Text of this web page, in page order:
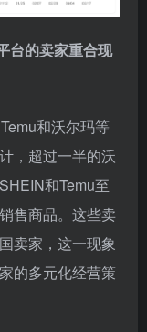
台的卖家重合现
和沃尔玛等
，超过一半的沃
和Temu至
售商品。这些卖
卖家，这一现象
的多元化经营策